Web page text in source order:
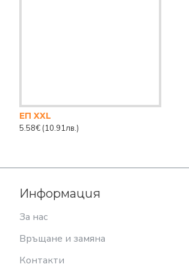
EП XXL
5.58€ (10.91лв.)
Информация
За нас
Връщане и замяна
Контакти